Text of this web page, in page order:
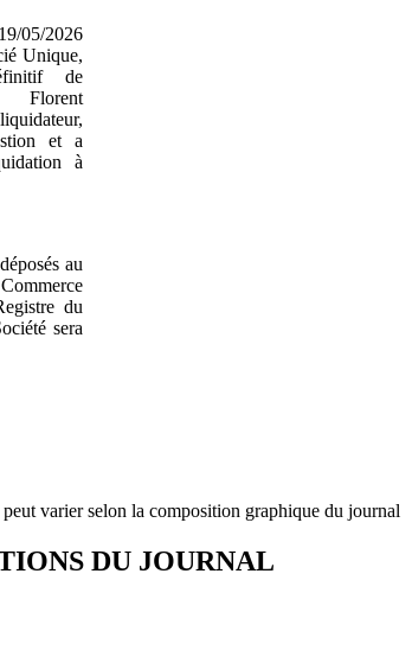
05/2026
Unique,
de
Florent
et a
à
au
du
sera
varier selon la composition graphique du journal
DU JOURNAL